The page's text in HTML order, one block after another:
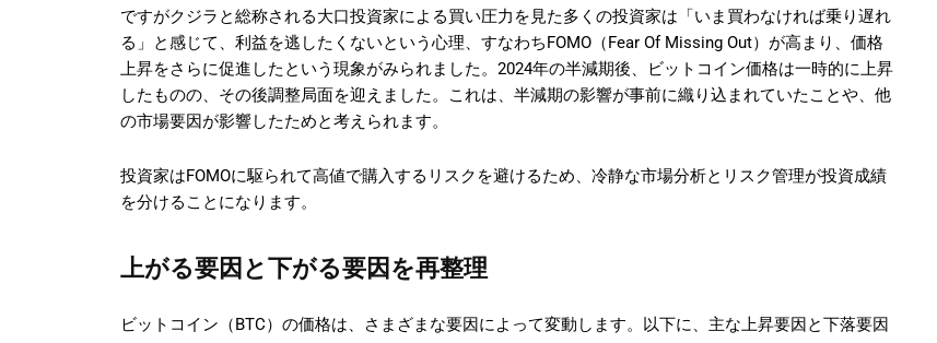
ですがクジラと総称される大口投資家による買い圧力を見た多くの投資家は「いま買わなければ乗り遅れ
る」と感じて、利益を逃したくないという心理、すなわちFOMO（Fear Of Missing Out）が高まり、価格
上昇をさらに促進したという現象がみられました。2024年の半減期後、ビットコイン価格は一時的に上昇
したものの、その後調整局面を迎えました。これは、半減期の影響が事前に織り込まれていたことや、他
の市場要因が影響したためと考えられます。
投資家はFOMOに駆られて高値で購入するリスクを避けるため、冷静な市場分析とリスク管理が投資成績
を分けることになります。
上がる要因と下がる要因を再整理
ビットコイン（BTC）の価格は、さまざまな要因によって変動します。以下に、主な上昇要因と下落要因